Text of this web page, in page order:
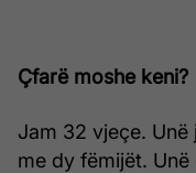
Çfarë moshe keni?
Jam 32 vjeçe.
me dy fëmijët.